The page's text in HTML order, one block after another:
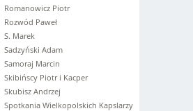
Romanowicz Piotr
Rozwód Paweł
S. Marek
Sadzyński Adam
Samoraj Marcin
Skibińscy Piotr i Kacper
Skubisz Andrzej
Spotkania Wielkopolskich Kapslarzy